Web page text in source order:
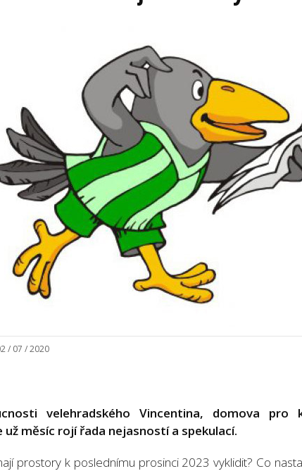
/ 07 / 2020
velehradského Vincentina, domova pro
už měsíc rojí řada nejasností a spekulací.
prostory k poslednímu prosinci 2023 vyklidit? Co